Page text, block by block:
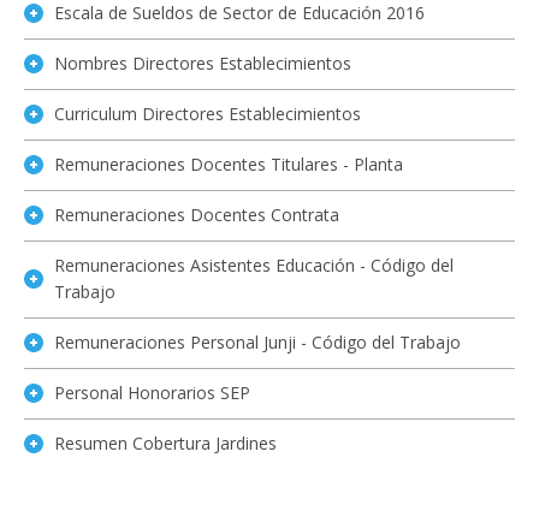
Escala de Sueldos de Sector de Educación 2016
Nombres Directores Establecimientos
Curriculum Directores Establecimientos
Remuneraciones Docentes Titulares - Planta
Remuneraciones Docentes Contrata
Remuneraciones Asistentes Educación - Código del
Trabajo
Remuneraciones Personal Junji - Código del Trabajo
Personal Honorarios SEP
Resumen Cobertura Jardines